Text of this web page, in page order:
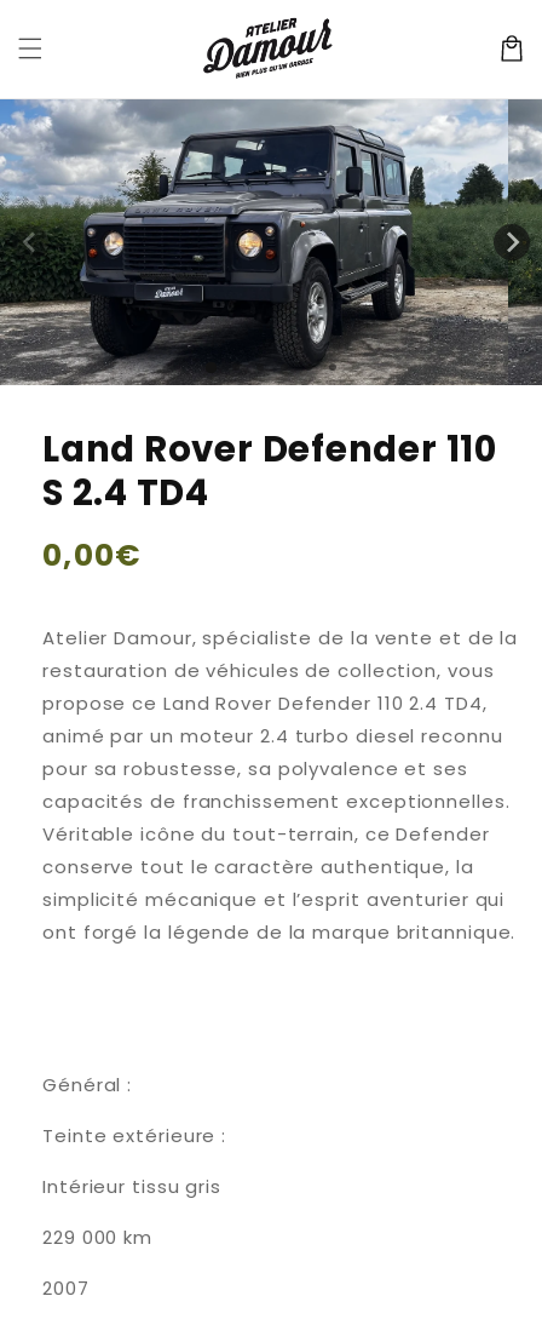
au
Panier
aux
Land Rover Defender 110
S 2.4 TD4
Prix
0,00€
Atelier Damour, spécialiste de la vente et de la
restauration de véhicules de collection, vous
propose ce Land Rover Defender 110 2.4 TD4,
animé par un moteur 2.4 turbo diesel reconnu
pour sa robustesse, sa polyvalence et ses
capacités de franchissement exceptionnelles.
Véritable icône du tout-terrain, ce Defender
conserve tout le caractère authentique, la
simplicité mécanique et l’esprit aventurier qui
ont forgé la légende de la marque britannique.
Général :
Teinte extérieure :
Intérieur tissu gris
229 000 km
2007